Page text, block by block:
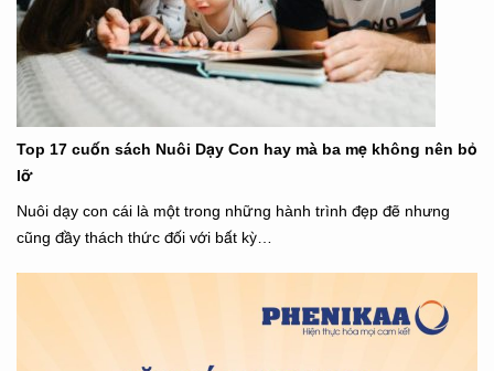
Top 17 cuốn sách Nuôi Dạy Con hay mà ba mẹ không nên bỏ
lỡ
Nuôi dạy con cái là một trong những hành trình đẹp đẽ nhưng
cũng đầy thách thức đối với bất kỳ…